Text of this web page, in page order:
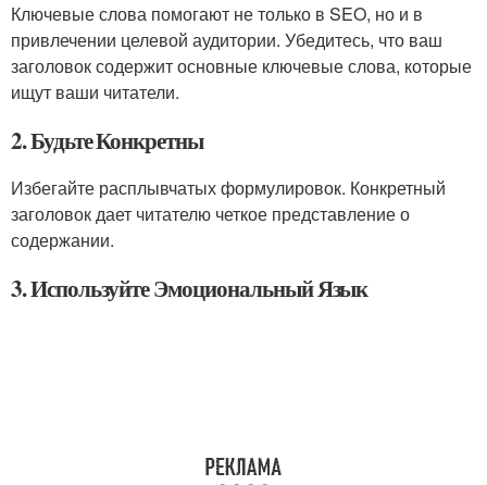
Ключевые слова помогают не только в SEO, но и в
привлечении целевой аудитории. Убедитесь, что ваш
заголовок содержит основные ключевые слова, которые
ищут ваши читатели.
2. Будьте Конкретны
Избегайте расплывчатых формулировок. Конкретный
заголовок дает читателю четкое представление о
содержании.
3. Используйте Эмоциональный Язык